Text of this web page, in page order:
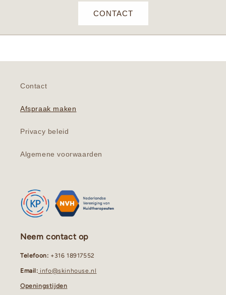
CONTACT
Contact
Afspraak maken
Privacy beleid
Algemene voorwaarden
Neem contact op
Telefoon: +316 18917552
Email: info@skinhouse.nl
Openingstijden